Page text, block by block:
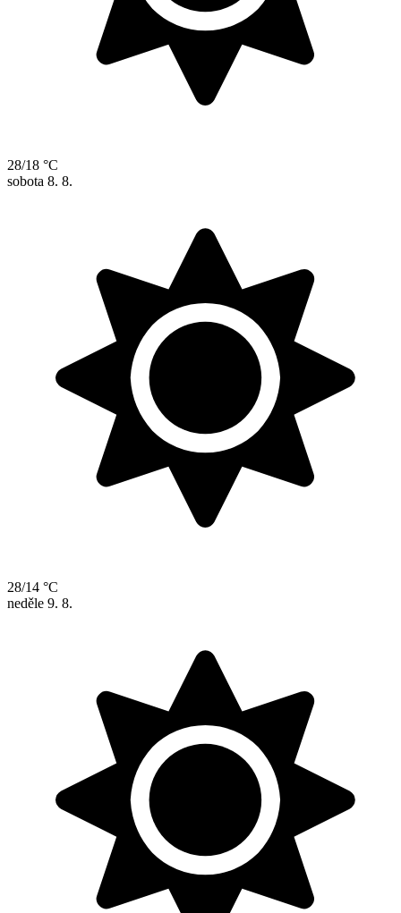
28/18 °C
sobota 8. 8.
28/14 °C
neděle 9. 8.